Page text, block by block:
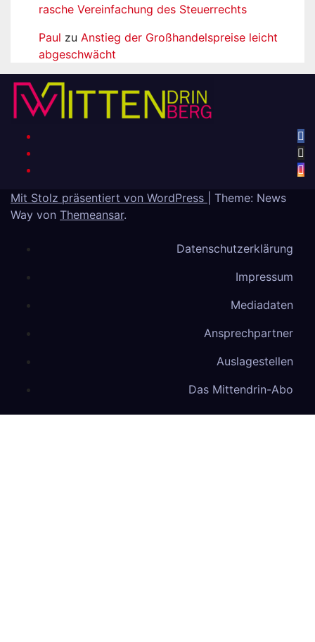
rasche Vereinfachung des Steuerrechts
Paul zu Anstieg der Großhandelspreise leicht
abgeschwächt
Mit Stolz präsentiert von WordPress
Theme: News
Way von Themeansar.
Datenschutzerklärung
Impressum
Mediadaten
Ansprechpartner
Auslagestellen
Das Mittendrin-Abo